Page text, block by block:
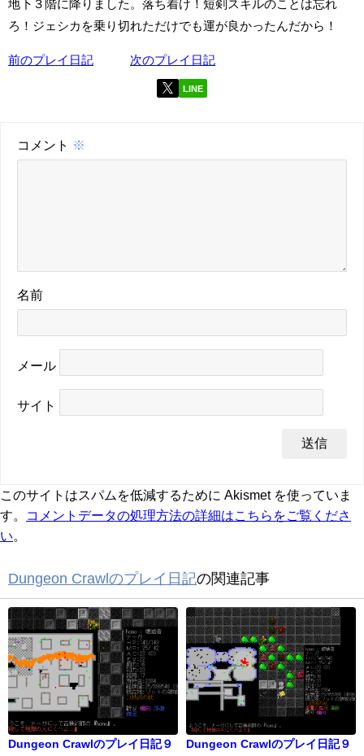
地下３階に降りました。落ち着け！短剣スキルのことは忘れ
ろ！ジェシカを乗り切れただけでも運が良かったんだから！
前のプレイ日記 次のプレイ日記
LINE
コメント ※
名前
メール
サイト
このサイトはスパムを低減するために Akismet を使っていま
す。
コメントデータの処理方法の詳細はこちらをご覧くださ
い。
Dungeon Crawlのプレイ日記の関連記事
Dungeon Crawlのプレイ日記９
Dungeon Crawlのプレイ日記９